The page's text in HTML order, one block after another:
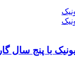
با پنج سال